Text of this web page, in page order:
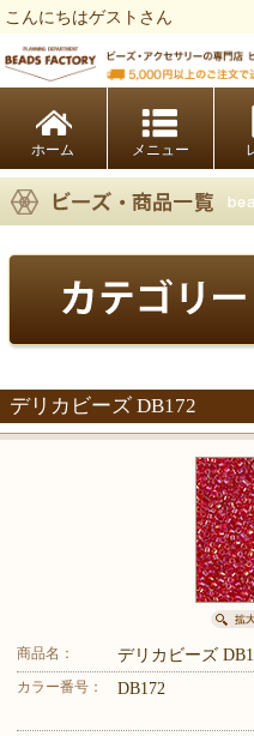
こんにちはゲストさん
ホーム
デリカビーズ DB172
商品名： デリカビーズ
カラー番号： DB172